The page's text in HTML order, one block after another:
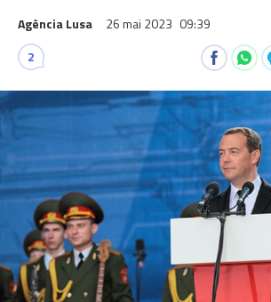
Agência Lusa 26 mai 2023 09:39
2